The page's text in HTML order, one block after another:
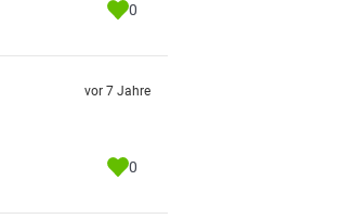
0
vor 7 Jahre
0